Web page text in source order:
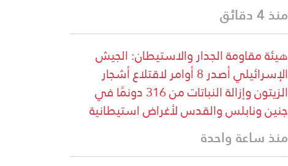
منذ 4 دقائق
هيئة مقاومة الجدار والاستيطان: الجيش
الإسرائيلي أصدر 8 أوامر لاقتلاع أشجار
الزيتون وإزالة النباتات من 316 دونمًا في
جنين ونابلس والقدس لأغراض استيطانية
منذ ساعة واحدة